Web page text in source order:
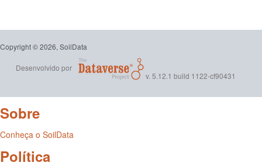
Copyright © 2026, SoilData
Desenvolvido por
v. 5.12.1 build 1122-cf90431
Sobre
Conheça o SoilData
Política